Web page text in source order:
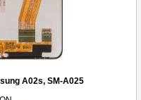
A02s, SM-A025